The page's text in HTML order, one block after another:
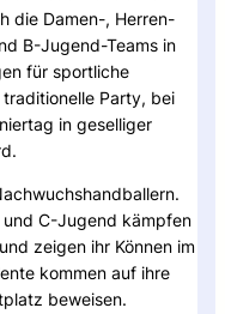
die Damen-, Herren-
B-Jugend-Teams in
für sportliche
Party, bei
in geselliger
C-Jugend kämpfen
zeigen ihr Können im
kommen auf ihre
beweisen.